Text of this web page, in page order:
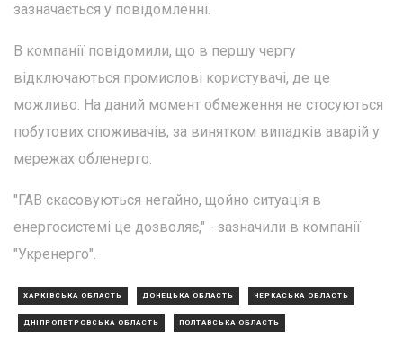
зазначається у повідомленні.
В компанії повідомили, що в першу чергу
відключаються промислові користувачі, де це
можливо. На даний момент обмеження не стосуються
побутових споживачів, за винятком випадків аварій у
мережах обленерго.
"ГАВ скасовуються негайно, щойно ситуація в
енергосистемі це дозволяє," - зазначили в компанії
"Укренерго".
ХАРКІВСЬКА ОБЛАСТЬ ДОНЕЦЬКА ОБЛАСТЬ ЧЕРКАСЬКА ОБЛАСТЬ
ДНІПРОПЕТРОВСЬКА ОБЛАСТЬ ПОЛТАВСЬКА ОБЛАСТЬ